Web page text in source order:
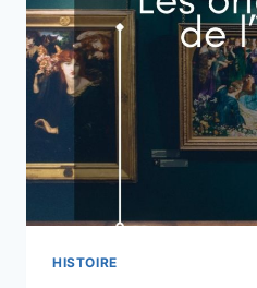
ART
ET
HISTOIRE